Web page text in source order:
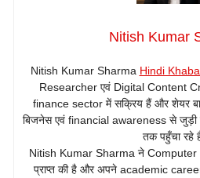
Nitish Kumar
Nitish Kumar Sharma Hindi
Researcher एवं Digital Content
finance sector में सक्रिय हैं और शेयर
बिजनेस एवं financial awareness से जुड़ी
तक पहुँचा रहे
Nitish Kumar Sharma ने Computer
प्राप्त की है और अपने academic